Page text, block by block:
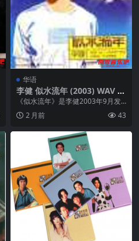
华语
李健 似水流年 (2003) WAV 分
轨
《似水流年》是李健2003年9月发
行的首张个人专辑，他包揽了作
曲、编曲等工作。专...
2 月前 43